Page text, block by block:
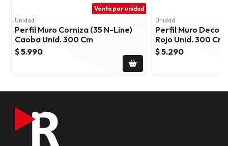
Venta por unidad
Unidad
Perfil Muro Corniza (35 N-Line)
Caoba Unid. 300 Cm
$ 5.990
Unidad
Perfil Muro Deco
Rojo Unid. 300 Cm
$ 5.290